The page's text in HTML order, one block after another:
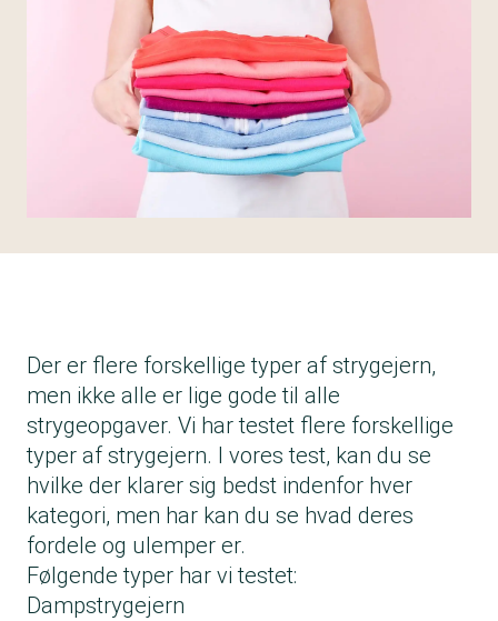
Der er flere forskellige typer af strygejern,
men ikke alle er lige gode til alle
strygeopgaver. Vi har testet flere forskellige
typer af strygejern. I vores test, kan du se
hvilke der klarer sig bedst indenfor hver
kategori, men har kan du se hvad deres
fordele og ulemper er.
Følgende typer har vi testet:
Dampstrygejern